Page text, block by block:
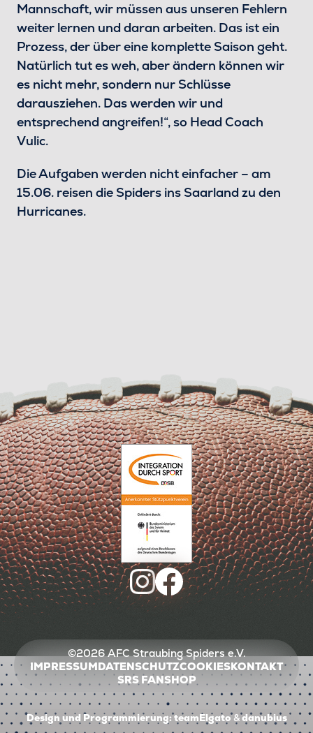
Mannschaft, wir müssen aus unseren Fehlern
weiter lernen und daran arbeiten. Das ist ein
Prozess, der über eine komplette Saison geht.
Natürlich tut es weh, aber ändern können wir
es nicht mehr, sondern nur Schlüsse
darausziehen. Das werden wir und
entsprechend angreifen!“, so Head Coach
Vulic.
Die Aufgaben werden nicht einfacher – am
15.06. reisen die Spiders ins Saarland zu den
Hurricanes.
©2026 AFC Straubing Spiders e.V.
IMPRESSUMDATENSCHUTZCOOKIESKONTAKT
SRS FANSHOP
Design und Programmierung:teamElgato&danubius